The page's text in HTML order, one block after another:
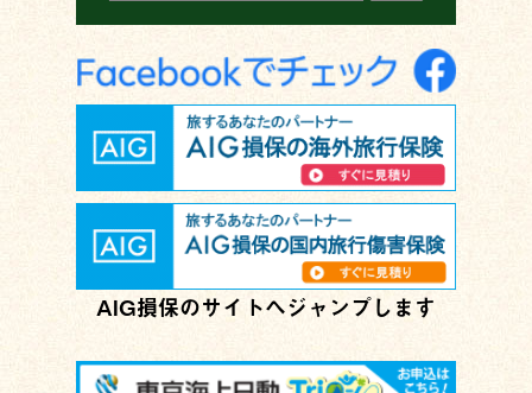
AIG損保のサイトへジャンプします